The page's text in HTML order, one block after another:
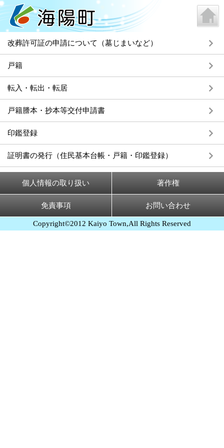
改葬許可証の申請について（墓じまいなど）
戸籍
転入・転出・転居
戸籍謄本・抄本等交付申請書
印鑑登録
証明書の発行（住民基本台帳・戸籍・印鑑登録）
個人情報の取り扱い 著作権
免責事項 お問い合わせ
Copyright©2012 Kaiyo Town,All Rights Reserved